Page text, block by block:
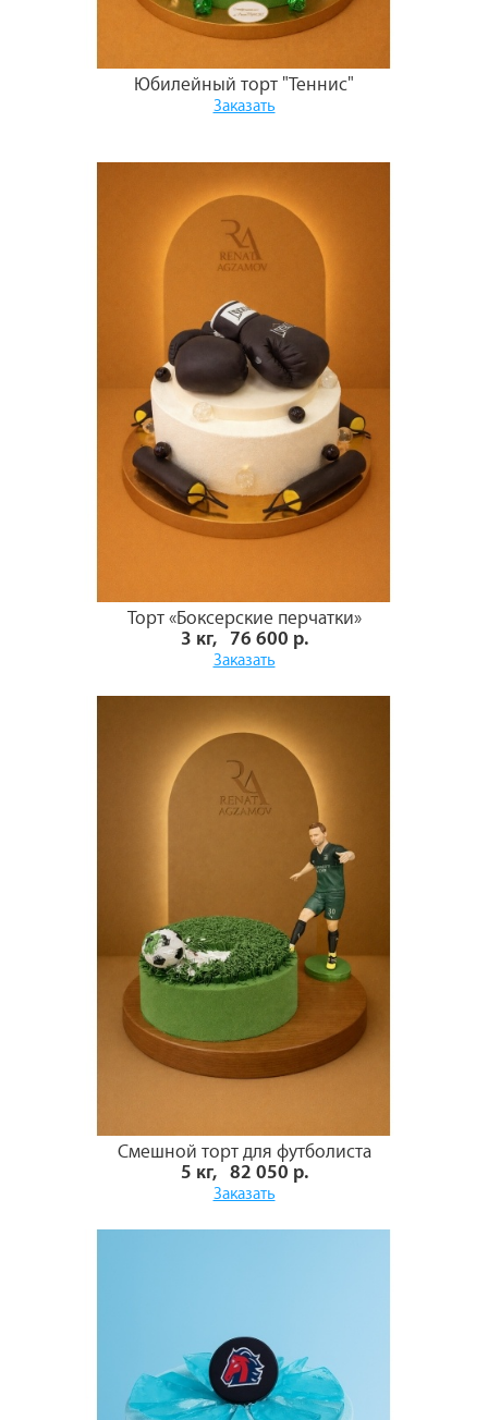
Юбилейный торт "Теннис"
Заказать
Торт «Боксерские перчатки»
3 кг, 76 600 р.
Заказать
Смешной торт для футболиста
5 кг, 82 050 р.
Заказать